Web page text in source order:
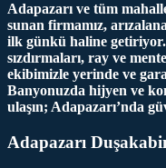
Adapazarı ve tüm
sunan firmamız,
ilk günkü haline getiriyor.
sızdırmaları, ray ve
ekibimizle yerinde ve
Banyonuzda hijyen ve
ulaşın; Adapazarı’nda
Adapazarı